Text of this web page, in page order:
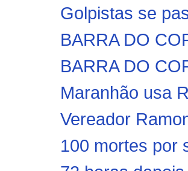
Golpistas se
BARRA DO
BARRA DO
Maranhão usa
Vereador
100 mortes por